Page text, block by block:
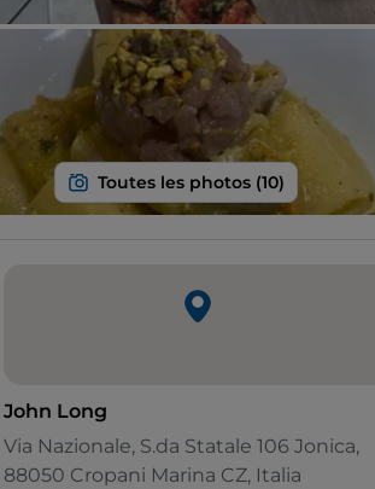
John Long
Via Nazionale, S.da Statale 106 Jonica,
88050 Cropani Marina CZ, Italia